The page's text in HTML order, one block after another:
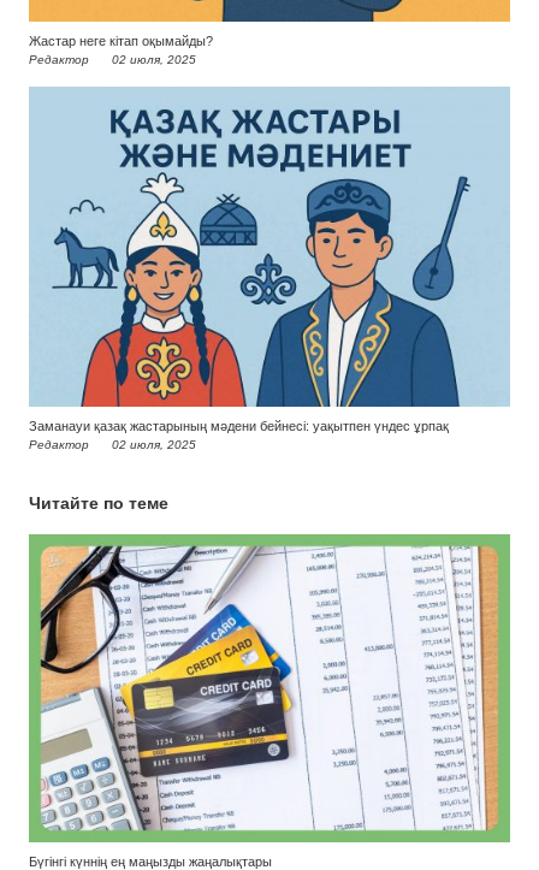
Жастар неге кітап оқымайды?
Редактор 02 июля, 2025
Заманауи қазақ жастарының мәдени бейнесі: уақытпен үндес ұрпақ
Редактор 02 июля, 2025
Читайте по теме
Бүгінгі күннің ең маңызды жаңалықтары